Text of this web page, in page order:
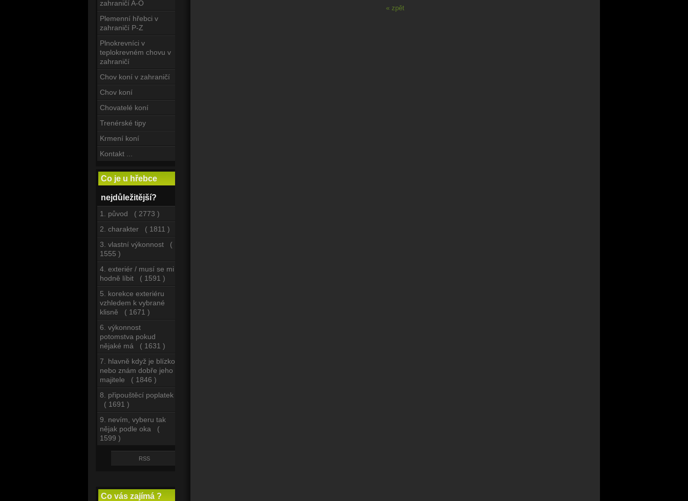
zahraničí A-O
Plemenní hřebci v
zahraničí P-Z
Plnokrevníci v
teplokrevném chovu v
zahraničí
Chov koní v zahraničí
Chov koní
Chovatelé koní
Trenérské tipy
Krmení koní
Kontakt ...
Co je u hřebce
nejdůležitější?
1. původ ( 2773 )
2. charakter ( 1811 )
3. vlastní výkonnost (
1555 )
4. exteriér / musí se mi
hodně líbit ( 1591 )
5. korekce exteriéru
vzhledem k vybrané
klisně ( 1671 )
6. výkonnost
potomstva pokud
nějaké má ( 1631 )
7. hlavně když je blízko
nebo znám dobře jeho
majitele ( 1846 )
8. připouštěcí poplatek
( 1691 )
9. nevím, vyberu tak
nějak podle oka (
1599 )
RSS
Co vás zajímá ?
« zpět